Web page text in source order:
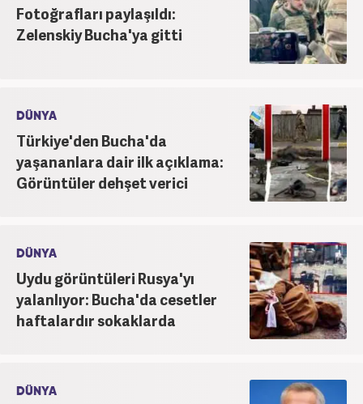
Fotoğrafları paylaşıldı:
Zelenskiy Bucha'ya gitti
DÜNYA
Türkiye'den Bucha'da
yaşananlara dair ilk açıklama:
Görüntüler dehşet verici
DÜNYA
Uydu görüntüleri Rusya'yı
yalanlıyor: Bucha'da cesetler
haftalardır sokaklarda
DÜNYA